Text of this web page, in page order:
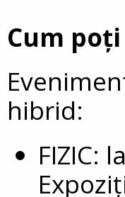
Cum
hibrid:
FIZIC: